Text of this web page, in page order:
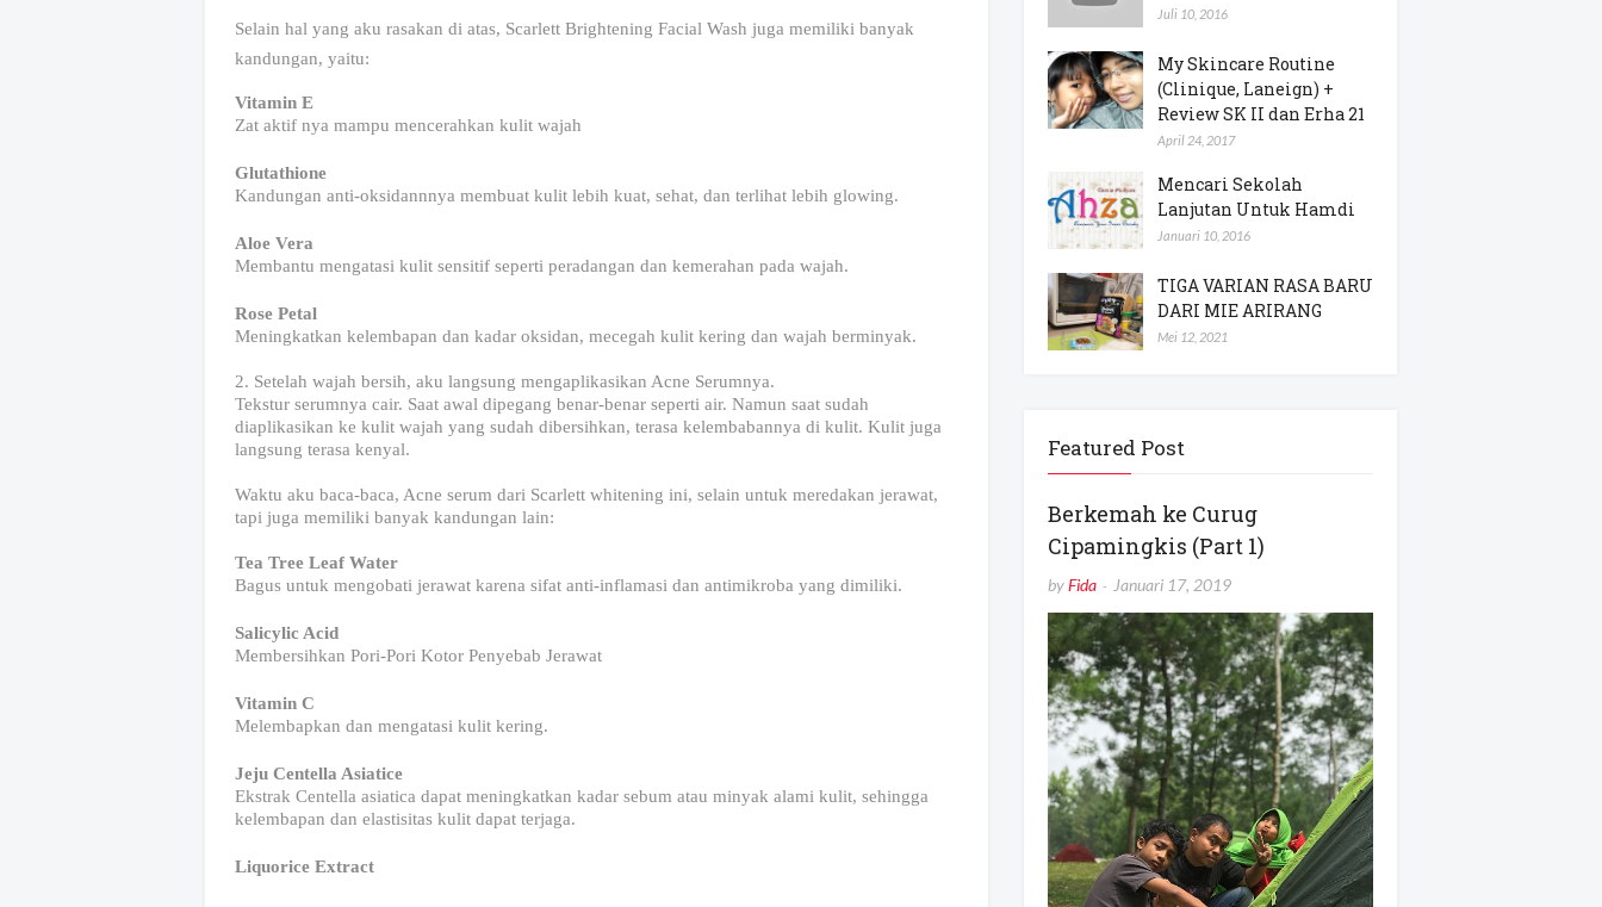
Selain hal yang aku rasakan di atas, Scarlett Brightening Facial Wash juga memiliki banyak
kandungan, yaitu:
Vitamin E
Zat aktif nya mampu mencerahkan kulit wajah
Glutathione
Kandungan anti-oksidannnya membuat kulit lebih kuat, sehat, dan terlihat lebih glowing.
Aloe Vera
Membantu mengatasi kulit sensitif seperti peradangan dan kemerahan pada wajah.
Rose Petal
Meningkatkan kelembapan dan kadar oksidan, mecegah kulit kering dan wajah berminyak.
2. Setelah wajah bersih, aku langsung mengaplikasikan Acne Serumnya.
Tekstur serumnya cair. Saat awal dipegang benar-benar seperti air. Namun saat sudah
diaplikasikan ke kulit wajah yang sudah dibersihkan, terasa kelembabannya di kulit. Kulit juga
langsung terasa kenyal.
Waktu aku baca-baca, Acne serum dari Scarlett whitening ini, selain untuk meredakan jerawat,
tapi juga memiliki banyak kandungan lain:
Tea Tree Leaf Water
Bagus untuk mengobati jerawat karena sifat anti-inflamasi dan antimikroba yang dimiliki.
Salicylic Acid
Membersihkan Pori-Pori Kotor Penyebab Jerawat
Vitamin C
Melembapkan dan mengatasi kulit kering.
Jeju Centella Asiatice
Ekstrak Centella asiatica dapat meningkatkan kadar sebum atau minyak alami kulit, sehingga
kelembapan dan elastisitas kulit dapat terjaga.
Liquorice Extract
Juli 10, 2016
My Skincare Routine
(Clinique, Laneign) +
Review SK II dan Erha 21
April 24, 2017
Mencari Sekolah
Lanjutan Untuk Hamdi
Januari 10, 2016
TIGA VARIAN RASA BARU
DARI MIE ARIRANG
Mei 12, 2021
Featured Post
Berkemah ke Curug
Cipamingkis (Part 1)
byFida Januari 17, 2019